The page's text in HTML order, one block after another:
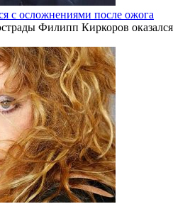
с осложнениями после ожога
Филипп Киркоров оказался